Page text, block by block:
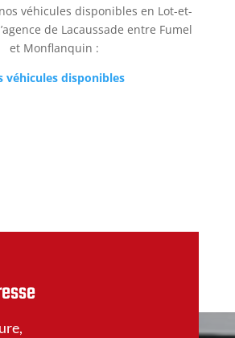
véhicules disponibles en Lot-et-
de Lacaussade entre Fumel
et Monflanquin :
véhicules disponibles